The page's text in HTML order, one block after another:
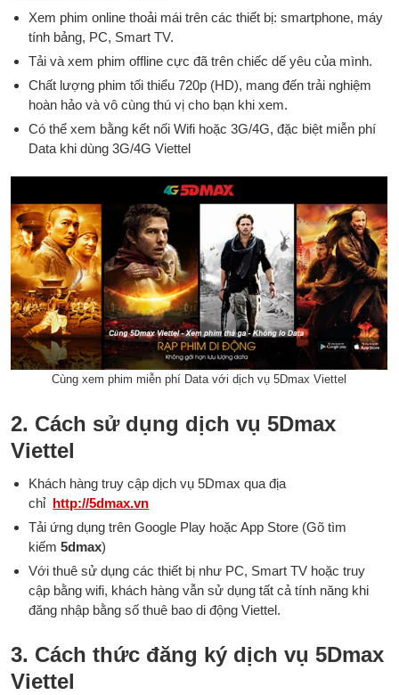
Xem phim online thoải mái trên các thiết bị: smartphone, máy
tính bảng, PC, Smart TV.
Tải và xem phim offline cực đã trên chiếc dế yêu của mình.
Chất lượng phim tối thiểu 720p (HD), mang đến trải nghiệm
hoàn hảo và vô cùng thú vị cho bạn khi xem.
Có thể xem bằng kết nối Wifi hoặc 3G/4G, đặc biệt miễn phí
Data khi dùng 3G/4G Viettel
Cùng xem phim miễn phí Data với dịch vụ 5Dmax Viettel
2. Cách sử dụng dịch vụ 5Dmax
Viettel
Khách hàng truy cập dịch vụ 5Dmax qua địa
chỉ http://5dmax.vn
Tải ứng dụng trên Google Play hoặc App Store (Gõ tìm
kiếm5dmax)
Với thuê sử dụng các thiết bị như PC, Smart TV hoặc truy
cập bằng wifi, khách hàng vẫn sử dụng tất cả tính năng khi
đăng nhập bằng số thuê bao di động Viettel.
3. Cách thức đăng ký dịch vụ 5Dmax
Viettel